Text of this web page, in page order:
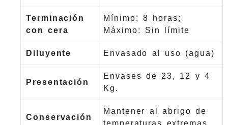
Terminación
con cera
Mínimo: 8 horas;
Máximo: Sin límite
Diluyente Envasado al uso (agua)
Presentación
Envases de 23, 12 y 4
Kg.
Conservación
Mantener al abrigo de
temperaturas extremas.